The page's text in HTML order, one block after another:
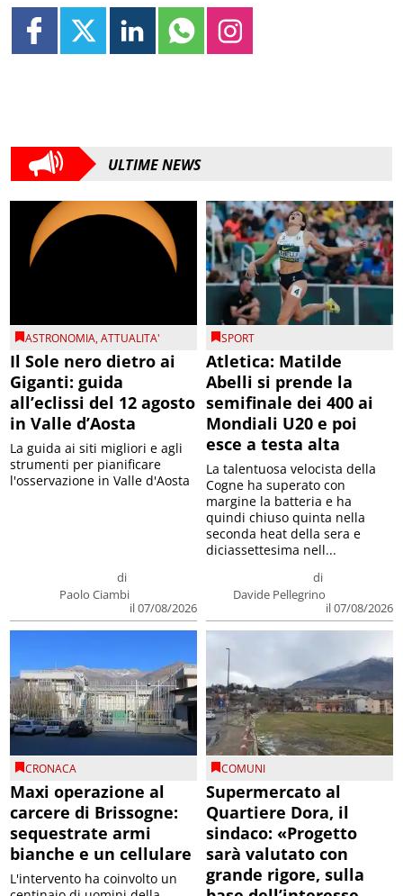
ULTIME NEWS
ASTRONOMIA,ATTUALITA'
Il Sole nero dietro ai
Giganti: guida
all’eclissi del 12 agosto
in Valle d’Aosta
di
Paolo Ciambi
il 07/08/2026
La guida ai siti migliori e agli
strumenti per pianificare
l'osservazione in Valle d'Aosta
SPORT
Atletica: Matilde
Abelli si prende la
semifinale dei 400 ai
Mondiali U20 e poi
esce a testa alta
di
Davide Pellegrino
il 07/08/2026
La talentuosa velocista della
Cogne ha superato con
margine la batteria e ha
quindi chiuso quinta nella
seconda heat della sera e
diciassettesima nell...
CRONACA
Maxi operazione al
carcere di Brissogne:
sequestrate armi
bianche e un cellulare
L'intervento ha coinvolto un
COMUNI
Supermercato al
Quartiere Dora, il
sindaco: «Progetto
sarà valutato con
grande rigore, sulla